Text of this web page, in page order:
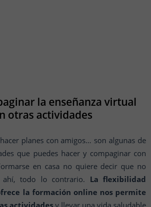
la enseñanza virtual
otras actividades
planes con amigos… son algunas de
que puedes hacer y compaginar con
en casa no quiere decir que no
todo lo contrario. La flexibilidad
la formación online nos permite
actividades y llevar una vida saludable